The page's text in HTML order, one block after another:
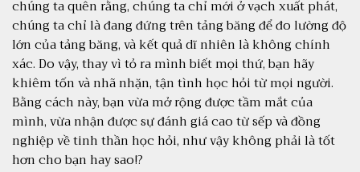
chúng ta quên rằng, chúng ta chỉ mới ở vạch xuất phát,
chúng ta chỉ là đang đứng trên tảng băng để đo lường độ
lớn của tảng băng, và kết quả dĩ nhiên là không chính
xác. Do vậy, thay vì tỏ ra mình biết mọi thứ, bạn hãy
khiêm tốn và nhã nhặn, tận tình học hỏi từ mọi người.
Bằng cách này, bạn vừa mở rộng được tầm mắt của
mình, vừa nhận được sự đánh giá cao từ sếp và đồng
nghiệp về tinh thần học hỏi, như vậy không phải là tốt
hơn cho bạn hay sao!?